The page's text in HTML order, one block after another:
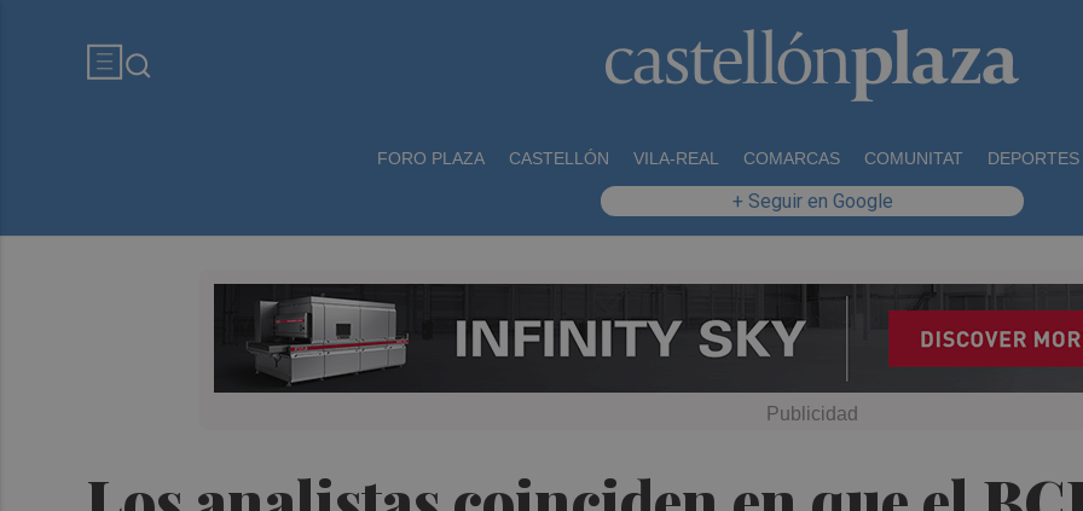
FORO PLAZA CASTELLÓN VILA-REAL COMARCAS COMUNITAT DEPORTES
+ Seguir en Google